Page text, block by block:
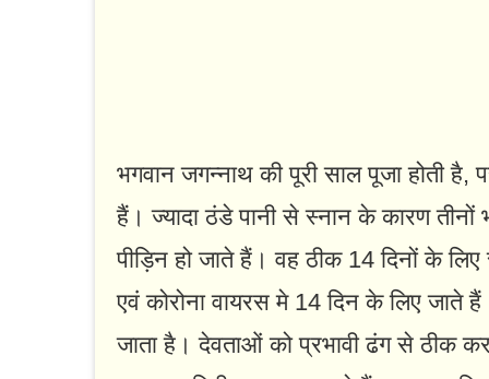
भगवान जगन्नाथ की पूरी साल पूजा होती
हैं। ज्यादा ठंडे पानी से स्नान के कारण
पीड़िन हो जाते हैं। वह ठीक 14 दिनों के
एवं कोरोना वायरस मे 14 दिन के लिए जाते
जाता है। देवताओं को प्रभावी ढंग से ठीक